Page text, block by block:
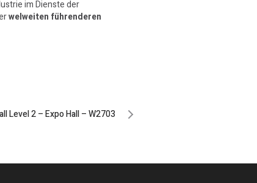
im Dienste der
welweiten führenderen
Level 2 – Expo Hall – W2703